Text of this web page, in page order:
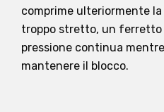
comprime ulteriormente
troppo stretto, un ferretto
pressione continua
mantenere il blocco.